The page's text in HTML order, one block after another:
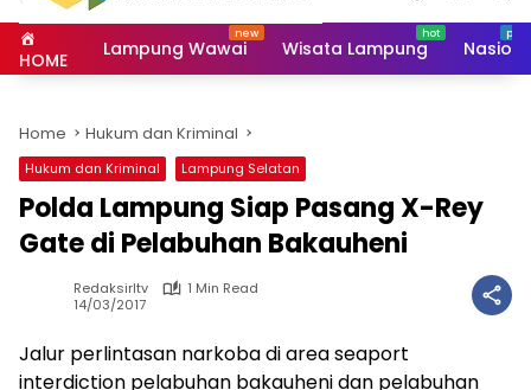
HOME Lampung Wawai Wisata Lampung
Home Hukum dan Kriminal
Hukum dan Kriminal Lampung Selatan
Polda Lampung Siap Pasang X-Rey
Gate di Pelabuhan Bakauheni
Redaksirltv
1 Min Read
14/03/2017
Jalur perlintasan narkoba di area seaport
interdiction pelabuhan bakauheni dan pelabuhan